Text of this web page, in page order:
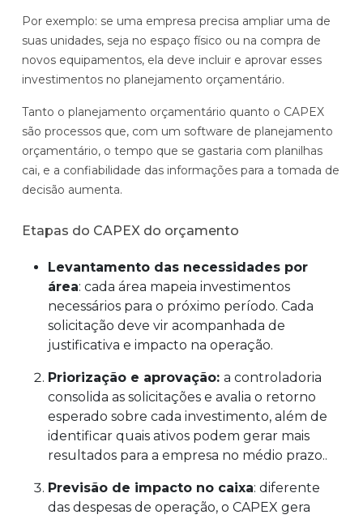
Por exemplo: se uma empresa precisa ampliar uma de
suas unidades, seja no espaço físico ou na compra de
novos equipamentos, ela deve incluir e aprovar esses
investimentos no planejamento orçamentário.
Tanto o planejamento orçamentário quanto o CAPEX
são processos que, com um software de planejamento
orçamentário, o tempo que se gastaria com planilhas
cai, e a confiabilidade das informações para a tomada de
decisão aumenta.
Etapas do CAPEX do orçamento
Levantamento das necessidades por
área: cada área mapeia investimentos
necessários para o próximo período. Cada
solicitação deve vir acompanhada de
justificativa e impacto na operação.
Priorização e aprovação: a controladoria
consolida as solicitações e avalia o retorno
esperado sobre cada investimento, além de
identificar quais ativos podem gerar mais
resultados para a empresa no médio prazo..
Previsão de impacto no caixa: diferente
das despesas de operação, o CAPEX gera